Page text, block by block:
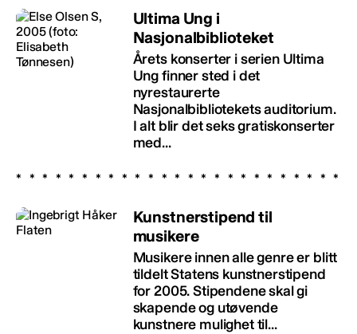
Ultima Ung i
Nasjonalbiblioteket
Årets konserter i serien Ultima
Ung finner sted i det
nyrestaurerte
Nasjonalbibliotekets auditorium.
I alt blir det seks gratiskonserter
med...
Kunstnerstipend til
musikere
Musikere innen alle genre er blitt
tildelt Statens kunstnerstipend
for 2005. Stipendene skal gi
skapende og utøvende
kunstnere mulighet til...